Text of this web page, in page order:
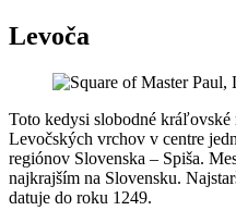
Levoča
Toto kedysi slobodné kráľovské
Levočských vrchov v centre
regiónov Slovenska – Spiša.
najkrajším na Slovensku.
datuje do roku 1249.